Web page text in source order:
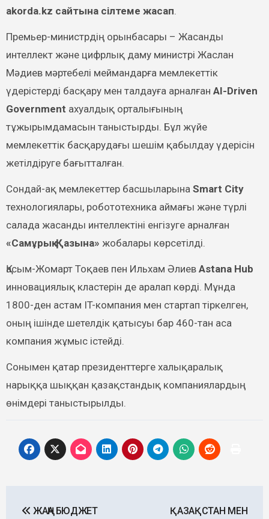
akorda.kz сайтына сілтеме жасап.
Премьер-министрдің орынбасары – Жасанды
интеллект және цифрлық даму министрі Жаслан
Мәдиев мәртебелі меймандарға мемлекеттік
үдерістерді басқару мен талдауға арналған AI-Driven
Government ахуалдық орталығының
тұжырымдамасын таныстырды. Бұл жүйе
мемлекеттік басқарудағы шешім қабылдау үдерісін
жетілдіруге бағытталған.
Сондай-ақ мемлекеттер басшыларына Smart City
технологиялары, робототехника аймағы және түрлі
салада жасанды интеллектіні енгізуге арналған
«Самұрық-Қазына» жобалары көрсетілді.
Қасым-Жомарт Тоқаев пен Ильхам Әлиев Astana Hub
инновациялық кластерін де аралап көрді. Мұнда
1800-ден астам IT-компания мен стартап тіркелген,
оның ішінде шетелдік қатысуы бар 460-тан аса
компания жұмыс істейді.
Сонымен қатар президенттерге халықаралық
нарыққа шыққан қазақстандық компаниялардың
өнімдері таныстырылды.
ЖАҢА БЮДЖЕТ
ҚАЗАҚСТАН МЕН